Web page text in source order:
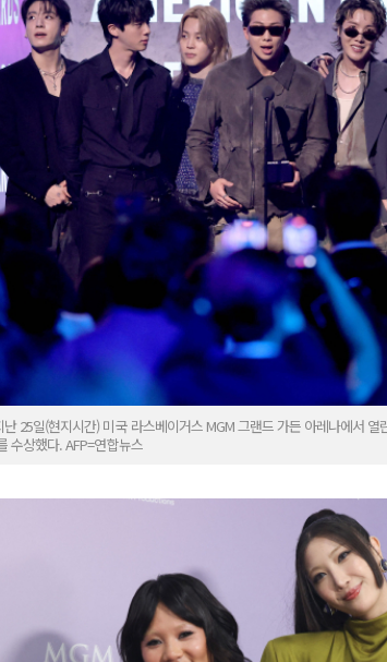
25일(현지시간) 미국 라스베이거스 MGM 그랜드 가든 아레나에서
수상했다. AFP=연합뉴스